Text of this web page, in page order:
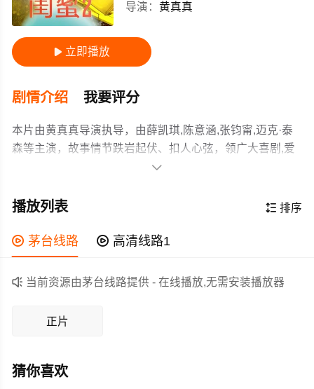
导演： 黄真真
 立即播放
剧情介绍 我要评分
本片由黄真真导演执导，由薛凯琪,陈意涵,张钧甯,迈克·泰
森等主演，故事情节跌岩起伏、扣人心弦，领广大喜剧,爱
情,剧情,院线,喜,情片爱好者和观众们都期待不已。
“闺蜜团”空降越南开启一段婚前的单身派对，结果却意外连
作为一部 2018-03-02上映的喜剧,爱情,剧情,院线,喜,情电
影，在当期同类题材影片中具有一定的看点，在演员表现
和剧情架构上也都有不错的亮点，剧情紧凑，角色塑造鲜

 排序
播放列表
 茅台线路  高清线路1
 当前资源由茅台线路提供 - 在线播放,无需安装播放器
正片
猜你喜欢